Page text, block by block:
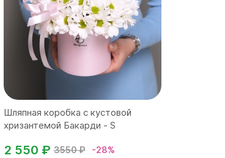
Шляпная коробка с кустовой
хризантемой Бакарди - S
3550 ₽ -28%
2 550 ₽